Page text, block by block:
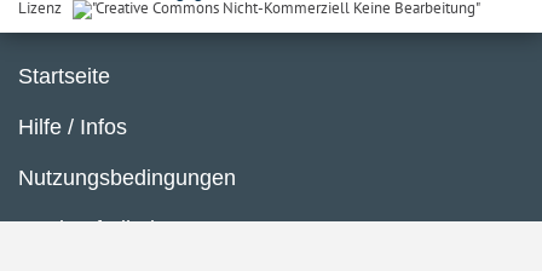
Lizenz
Startseite
Hilfe / Infos
Nutzungsbedingungen
Barrierefreiheit